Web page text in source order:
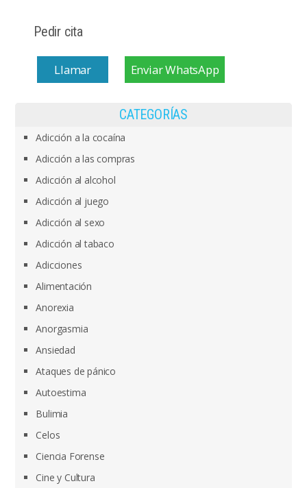
Pedir cita
Llamar Enviar WhatsApp
CATEGORÍAS
Adicción a la cocaína
Adicción a las compras
Adicción al alcohol
Adicción al juego
Adicción al sexo
Adicción al tabaco
Adicciones
Alimentación
Anorexia
Anorgasmia
Ansiedad
Ataques de pánico
Autoestima
Bulimia
Celos
Ciencia Forense
Cine y Cultura